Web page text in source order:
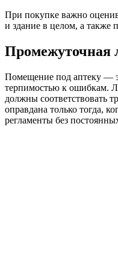
При покупке важно
и здание в целом, а также
Промежуточная
Помещение под аптеку —
терпимостью к ошибкам.
должны соответствовать
оправдана только тогда,
регламенты без